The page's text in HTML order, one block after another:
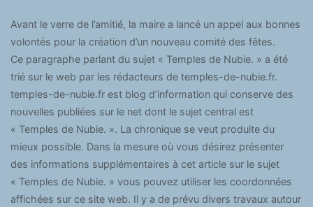
Avant le verre de l’amitié, la maire a lancé un appel aux bonnes
volontés pour la création d’un nouveau comité des fêtes.
Ce paragraphe parlant du sujet « Temples de Nubie. » a été
trié sur le web par les rédacteurs de temples-de-nubie.fr.
temples-de-nubie.fr est blog d’information qui conserve des
nouvelles publiées sur le net dont le sujet central est
« Temples de Nubie. ». La chronique se veut produite du
mieux possible. Dans la mesure où vous désirez présenter
des informations supplémentaires à cet article sur le sujet
« Temples de Nubie. » vous pouvez utiliser les coordonnées
affichées sur ce site web. Il y a de prévu divers travaux autour